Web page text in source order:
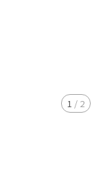
1 / 2